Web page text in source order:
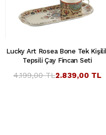
Lucky Art Rosea Bone Tek
Tepsili Çay Fincan Seti
2.839,00 TL
4.199,00 TL